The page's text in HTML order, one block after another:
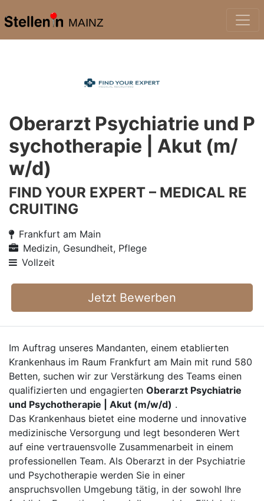
MAINZ
Oberarzt Psychiatrie und P
sychotherapie | Akut (m/
w/d)
FIND YOUR EXPERT – MEDICAL RE
CRUITING
Frankfurt am Main
Medizin, Gesundheit, Pflege
Vollzeit
Jetzt Bewerben
Im Auftrag unseres Mandanten, einem etablierten
Krankenhaus im Raum Frankfurt am Main mit rund 580
Betten, suchen wir zur Verstärkung des Teams einen
qualifizierten und engagierten Oberarzt Psychiatrie
und Psychotherapie | Akut (m/w/d) .
Das Krankenhaus bietet eine moderne und innovative
medizinische Versorgung und legt besonderen Wert
auf eine vertrauensvolle Zusammenarbeit in einem
professionellen Team. Als Oberarzt in der Psychiatrie
und Psychotherapie werden Sie in einer
anspruchsvollen Umgebung tätig, in der sowohl Ihre